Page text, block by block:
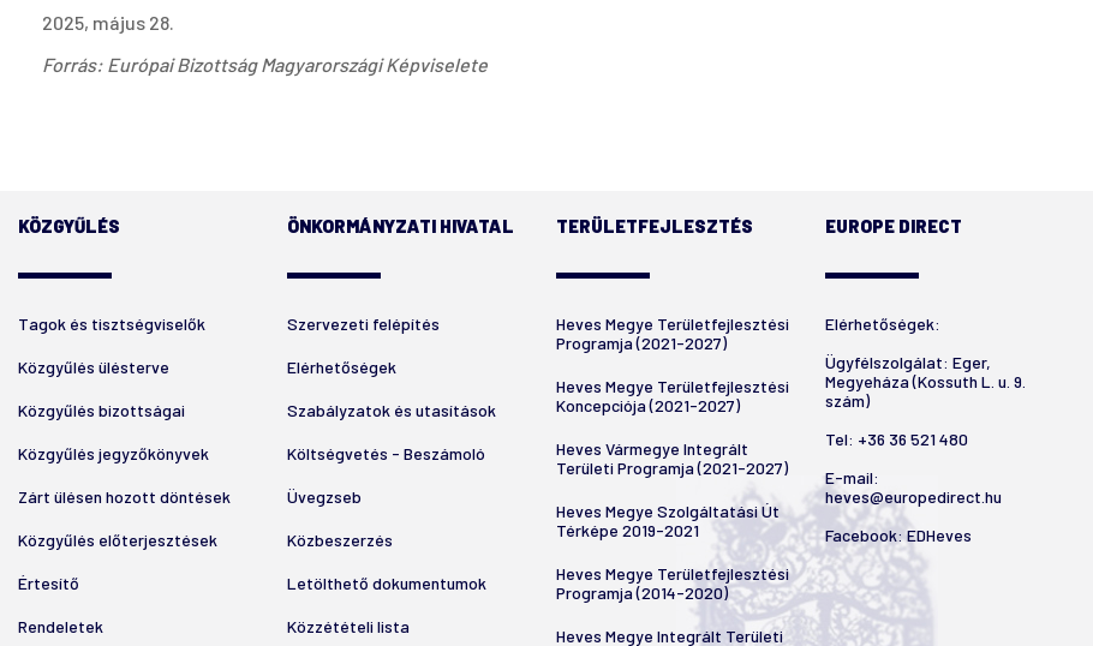
2025, május 28.
Forrás: Európai Bizottság Magyarországi Képviselete
KÖZGYŰLÉS
Tagok és tisztségviselők
Közgyűlés ülésterve
Közgyűlés bizottságai
Közgyűlés jegyzőkönyvek
Zárt ülésen hozott döntések
Közgyűlés előterjesztések
Értesítő
Rendeletek
ÖNKORMÁNYZATI HIVATAL
Szervezeti felépítés
Elérhetőségek
Szabályzatok és utasítások
Költségvetés - Beszámoló
Üvegzseb
Közbeszerzés
Letölthető dokumentumok
Közzétételi lista
TERÜLETFEJLESZTÉS
Heves Megye Területfejlesztési
Programja (2021-2027)
Heves Megye Területfejlesztési
Koncepciója (2021-2027)
Heves Vármegye Integrált
Területi Programja (2021-2027)
Heves Megye Szolgáltatási Út
Térképe 2019-2021
Heves Megye Területfejlesztési
Programja (2014-2020)
Heves Megye Integrált Területi
EUROPE DIRECT
Elérhetőségek:
Ügyfélszolgálat: Eger,
Megyeháza (Kossuth L. u. 9.
szám)
Tel: +36 36 521 480
E-mail:
heves@europedirect.hu
Facebook: EDHeves